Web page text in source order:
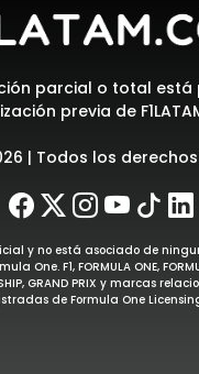
parcial o total está
previa de
| Todos los
y no está asociado de
One. F1, FORMULA ONE,
GRAND PRIX y marcas
de Formula One